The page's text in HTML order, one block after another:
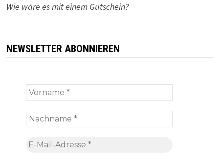
Wie wäre es mit einem Gutschein?
NEWSLETTER ABONNIEREN